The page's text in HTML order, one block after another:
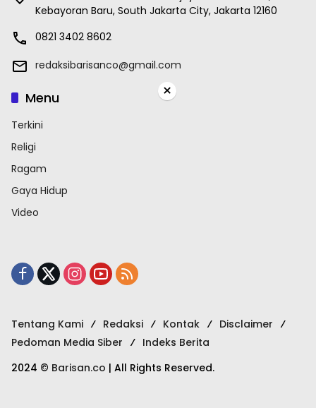
Kebayoran Baru, South Jakarta City, Jakarta 12160
0821 3402 8602
redaksibarisanco@gmail.com
Menu
Terkini
Religi
Ragam
Gaya Hidup
Video
Tentang Kami Redaksi Kontak
Disclaimer
Pedoman Media Siber
Indeks Berita
2024 © Barisan.co | All Rights Reserved.
×